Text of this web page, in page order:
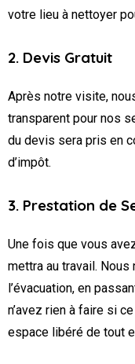
votre lieu à nettoyer
2. Devis Gratuit
Après notre visite,
transparent pour nos
du devis sera pris en
d’impôt.
3. Prestation de
Une fois que vous
mettra au travail.
l’évacuation, en
n’avez rien à faire si
espace libéré de tout